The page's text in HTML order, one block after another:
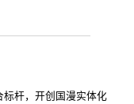
标杆，开创国漫实体化